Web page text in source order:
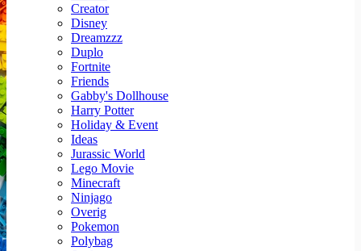
Creator
Disney
Dreamzzz
Duplo
Fortnite
Friends
Gabby's Dollhouse
Harry Potter
Holiday & Event
Ideas
Jurassic World
Lego Movie
Minecraft
Ninjago
Overig
Pokemon
Polybag